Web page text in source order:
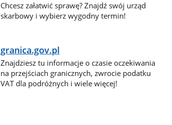
Chcesz załatwić sprawę? Znajdź swój urząd
skarbowy i wybierz wygodny termin!
granica.gov.pl
Znajdziesz tu informacje o czasie oczekiwania
na przejściach granicznych, zwrocie podatku
VAT dla podróżnych i wiele więcej!